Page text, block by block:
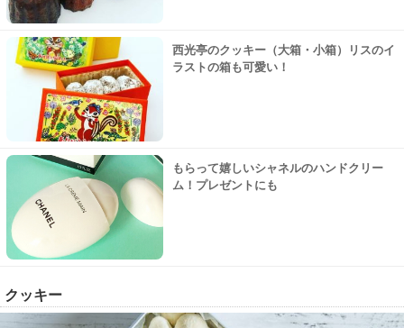
西光亭のクッキー（大箱・小箱）リスのイ
ラストの箱も可愛い！
もらって嬉しいシャネルのハンドクリー
ム！プレゼントにも
クッキー